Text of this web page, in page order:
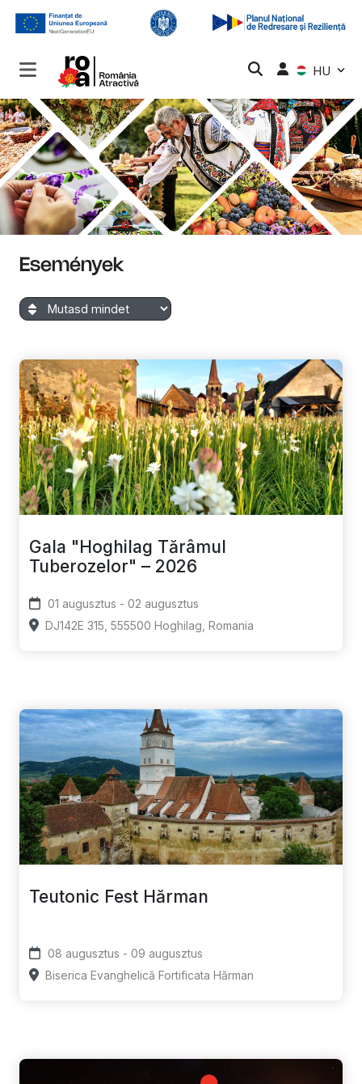
HU
Események
Gala "Hoghilag Tărâmul
Tuberozelor" – 2026
01 augusztus - 02 augusztus
DJ142E 315, 555500 Hoghilag, Romania
Teutonic Fest Hărman
08 augusztus - 09 augusztus
Biserica Evanghelică Fortificata Hărman